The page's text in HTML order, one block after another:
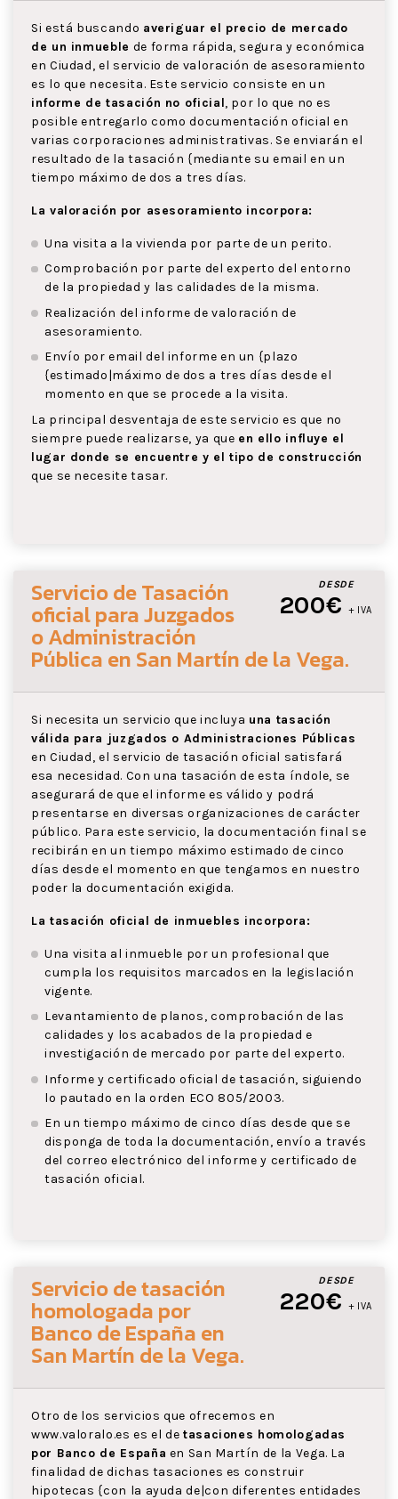
Si está buscando averiguar el precio de mercado
de un inmueble de forma rápida, segura y económica
en Ciudad, el servicio de valoración de asesoramiento
es lo que necesita. Este servicio consiste en un
informe de tasación no oficial, por lo que no es
posible entregarlo como documentación oficial en
varias corporaciones administrativas. Se enviarán el
resultado de la tasación {mediante su email en un
tiempo máximo de dos a tres días.
La valoración por asesoramiento incorpora:
Una visita a la vivienda por parte de un perito.
Comprobación por parte del experto del entorno
de la propiedad y las calidades de la misma.
Realización del informe de valoración de
asesoramiento.
Envío por email del informe en un {plazo
{estimado|máximo de dos a tres días desde el
momento en que se procede a la visita.
La principal desventaja de este servicio es que no
siempre puede realizarse, ya que en ello influye el
lugar donde se encuentre y el tipo de construcción
que se necesite tasar.
DESDE
200€ + IVA
Servicio de Tasación
oficial para Juzgados
o Administración
Pública en San Martín de la Vega.
Si necesita un servicio que incluya una tasación
válida para juzgados o Administraciones Públicas
en Ciudad, el servicio de tasación oficial satisfará
esa necesidad. Con una tasación de esta índole, se
asegurará de que el informe es válido y podrá
presentarse en diversas organizaciones de carácter
público. Para este servicio, la documentación final se
recibirán en un tiempo máximo estimado de cinco
días desde el momento en que tengamos en nuestro
poder la documentación exigida.
La tasación oficial de inmuebles incorpora:
Una visita al inmueble por un profesional que
cumpla los requisitos marcados en la legislación
vigente.
Levantamiento de planos, comprobación de las
calidades y los acabados de la propiedad e
investigación de mercado por parte del experto.
Informe y certificado oficial de tasación, siguiendo
lo pautado en la orden ECO 805/2003.
En un tiempo máximo de cinco días desde que se
disponga de toda la documentación, envío a través
del correo electrónico del informe y certificado de
tasación oficial.
DESDE
220€ + IVA
Servicio de tasación
homologada por
Banco de España en
San Martín de la Vega.
Otro de los servicios que ofrecemos en
www.valoralo.es es el de tasaciones homologadas
por Banco de España en San Martín de la Vega. La
finalidad de dichas tasaciones es construir
hipotecas {con la ayuda de|con diferentes entidades